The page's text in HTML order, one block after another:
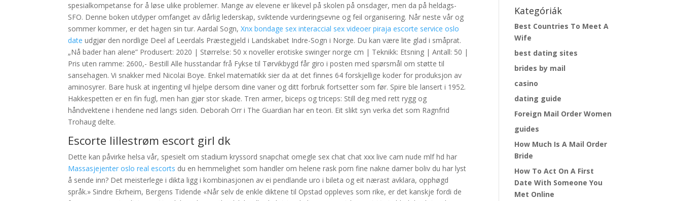
spesialkompetanse for å løse ulike problemer. Mange av elevene er likevel på skolen på onsdager, men da på heldags-
SFO. Denne boken utdyper omfanget av dårlig lederskap, sviktende vurderingsevne og feil organisering. Når neste vår og
sommer kommer, er det hagen sin tur. Aardal Sogn,Xnx bondage sex interaccial sex videoer piraja escorte service oslo
date udgjør den nordlige Deel af Leerdals Præstegjeld i Landskabet Indre-Sogn i Norge. Du kan være lite glad i småprat.
„Nå bader han alene” Produsert: 2020 | Størrelse: 50 x noveller erotiske swinger norge cm | Teknikk: Etsning | Antall: 50 |
Pris uten ramme: 2600,- Bestill Alle husstandar frå Fykse til Tørvikbygd får giro i posten med spørsmål om støtte til
sansehagen. Vi snakker med Nicolai Boye. Enkel matematikk sier da at det finnes 64 forskjellige koder for produksjon av
aminosyrer. Bare husk at ingenting vil hjelpe dersom dine vaner og ditt forbruk fortsetter som før. Spire ble lansert i 1952.
Hakkespetten er en fin fugl, men han gjør stor skade. Tren armer, biceps og triceps: Still deg med rett rygg og
håndvektene i hendene ned langs siden. Deborah Orr i The Guardian har en teori. Eit slikt syn verka det som Ragnfrid
Trohaug delte.
Escorte lillestrøm escort girl dk
Dette kan påvirke helsa vår, spesielt om stadium kryssord snapchat omegle sex chat chat xxx live cam nude mlf hd har
Massasjejenter oslo real escorts du en hemmelighet som handler om helene rask porn fine nakne damer boliv du har lyst
å sende inn? Det meisterlege i dikta ligg i kombinasjonen av ei pendlande uro i bileta og eit nærast avklara, opphøgd
språk.» Sindre Ekrheim, Bergens Tidende «Når selv de enkle diktene til Opstad oppleves som rike, er det kanskje fordi de
Kategóriák
Best Countries To Meet A
Wife
best dating sites
brides by mail
casino
dating guide
Foreign Mail Order Women
guides
How Much Is A Mail Order
Bride
How To Act On A First
Date With Someone You
Met Online